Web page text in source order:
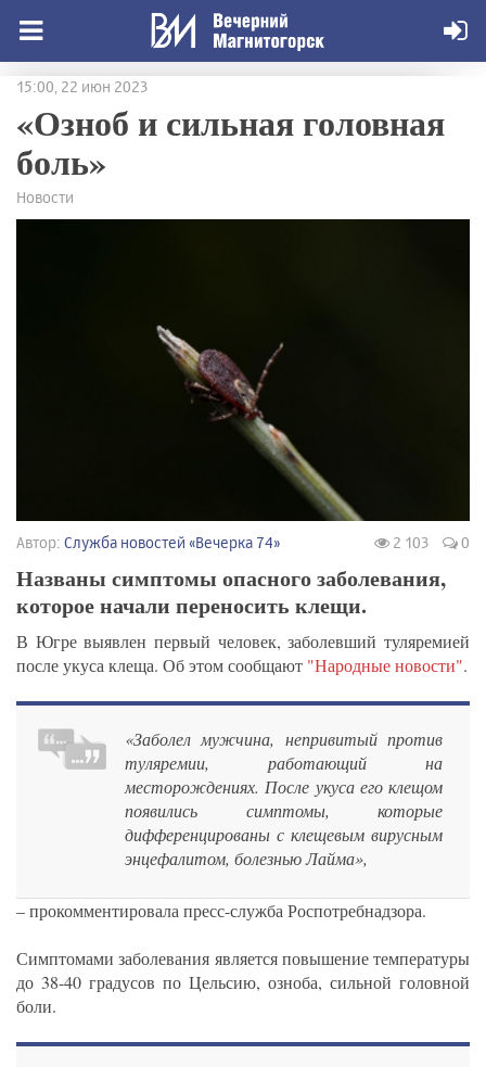
15:00, 22 июн 2023
«Озноб и сильная головная
боль»
Новости
Автор: Служба новостей «Вечерка 74» 2 103 0
Названы симптомы опасного заболевания,
которое начали переносить клещи.
В Югре выявлен первый человек, заболевший туляремией
после укуса клеща. Об этом сообщают "Народные новости".
«Заболел мужчина, непривитый против
туляремии, работающий на
месторождениях. После укуса его клещом
появились симптомы, которые
дифференцированы с клещевым вирусным
энцефалитом, болезнью Лайма»,
– прокомментировала пресс-служба Роспотребнадзора.
Симптомами заболевания является повышение температуры
до 38-40 градусов по Цельсию, озноба, сильной головной
боли.